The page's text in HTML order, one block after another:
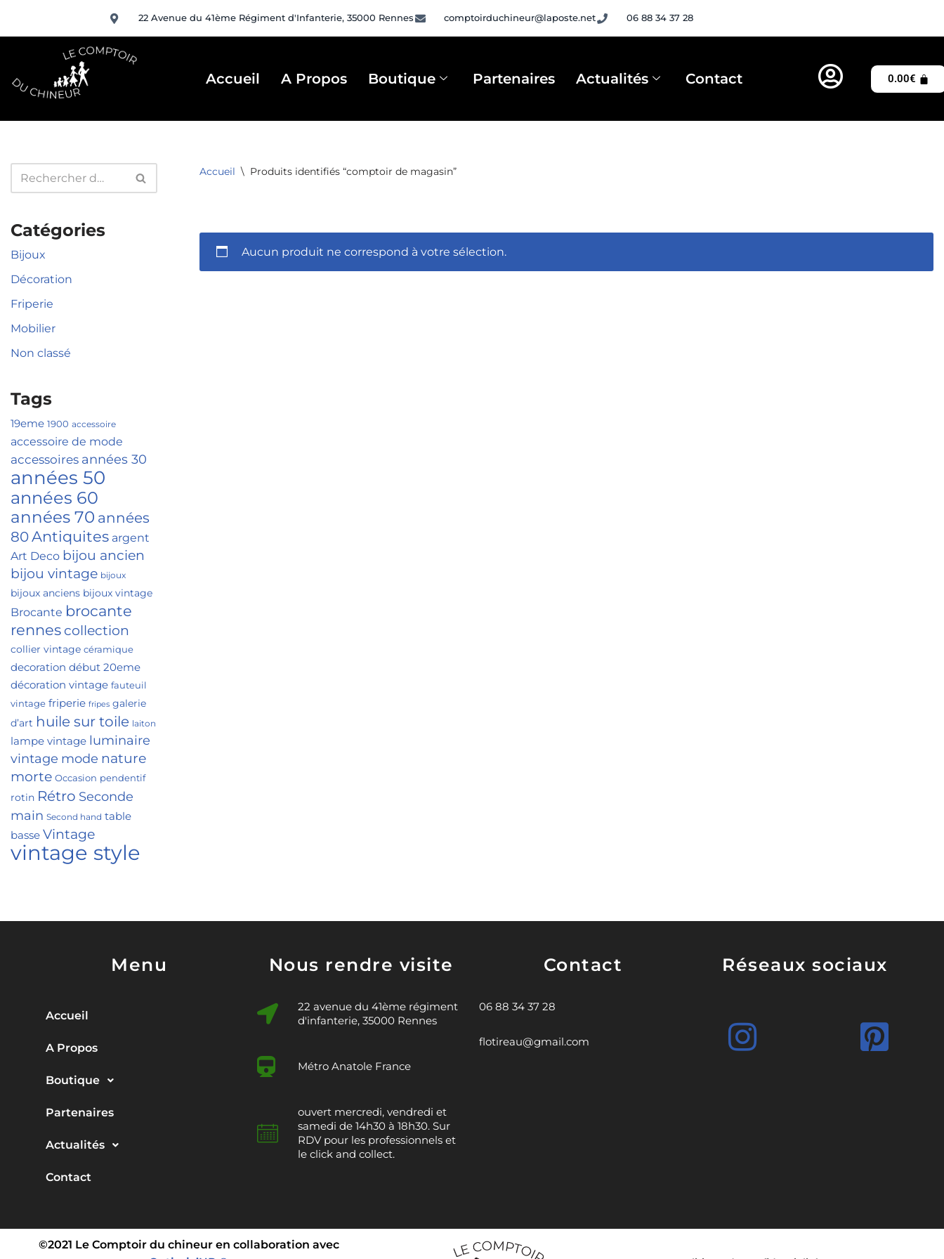
Aller
22 Avenue du 41ème Régiment d'Infanterie, 35000 Rennes comptoirduchineur@laposte.net 06 88 34 37 28
Accueil A Propos Boutique Partenaires Actualités Contact 0.00€
Catégories
Bijoux
Décoration
Friperie
Mobilier
Non classé
Tags
19eme 1900 accessoire
accessoire de mode
accessoires années 30
années 50
années 60
années 70 années
80Antiquites argent
Art Deco bijou ancien
bijou vintage bijoux
bijoux anciens bijoux vintage
Brocante brocante
rennes collection
collier vintage céramique
decoration début 20eme
décoration vintage fauteuil
vintage friperie fripes galerie
d’art huile sur toile laiton
lampe vintage luminaire
vintage mode nature
morte Occasion pendentif
rotin Rétro Seconde
main Second hand table
basse Vintage
vintage style
Accueil \ Produits identifiés “comptoir de magasin”
Aucun produit ne correspond à votre sélection.
Menu
Accueil
A Propos
Boutique
Partenaires
Actualités
Contact
Nous rendre visite
22 avenue du 41ème régiment
d'infanterie, 35000 Rennes
Métro Anatole France
ouvert mercredi, vendredi et
samedi de 14h30 à 18h30. Sur
RDV pour les professionnels et
le click and collect.
Contact
06 88 34 37 28
flotireau@gmail.com
Réseaux sociaux
©2021 Le Comptoir du chineur en collaboration avec